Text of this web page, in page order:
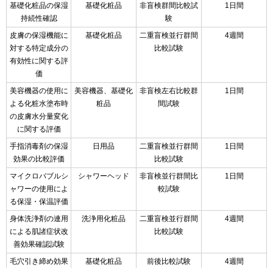
基礎化粧品の保湿
持続性確認
基礎化粧品
非盲検群間比較試
験
1日間
皮膚の保湿機能に
対する特定成分の
有効性に関する評
価
基礎化粧品
二重盲検並行群間
比較試験
4週間
美容機器の使用に
よる化粧水塗布時
の皮膚水分量変化
に関する評価
美容機器、基礎化
粧品
非盲検左右比較群
間試験
1日間
手指消毒剤の保湿
効果の比較評価
日用品
二重盲検並行群間
比較試験
1日間
マイクロバブルシ
ャワーの使用によ
る保湿・保温評価
シャワーヘッド
非盲検並行群間比
較試験
1日間
身体洗浄剤の連用
による肌諸症状改
善効果確認試験
洗浄用化粧品
二重盲検並行群間
比較試験
4週間
毛穴引き締め効果
基礎化粧品 前後比較試験 4週間